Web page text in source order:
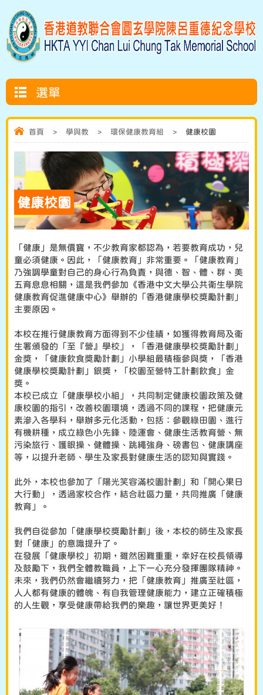
選單
首頁 > 學與教 > 環保健康教育組 > 健康校園
健康校園
「健康」是無價寶，不少教育家都認為，若要教育成功，兒
童必須健康。因此，「健康教育」非常重要。「健康教育」
乃強調學童對自己的身心行為負責，與德、智、體、群、美
五育息息相關，這是我們參加《香港中文大學公共衛生學院
健康教育促進健康中心》舉辦的「香港健康學校獎勵計劃」
主要原因。
本校在推行健康教育方面得到不少佳績，如獲得教育局及衞
生署頒發的「至『營』學校」，「香港健康學校獎勵計劃」
金獎，「健康飲食獎勵計劃」小學組最積極參與獎，「香港
健康學校獎勵計劃」銀獎，「校園至營特工計劃飲食」金
獎。
本校已成立「健康學校小組」，共同制定健康校園政策及健
康校園的指引，改善校園環境，透過不同的課程，把健康元
素滲入各學科，舉辦多元化活動，包括：參觀綠田園、進行
有機耕種，成立綠色小先鋒、陸運會、健康生活教育營、無
污染旅行、護眼操、健體操、跳繩強身、磅書包、健康講座
等，以提升老師、學生及家長對健康生活的認知與實踐。
此外，本校也參加了「陽光笑容滿校園計劃」和「開心果日
大行動」，透過家校合作，結合社區力量，共同推廣「健康
教育」。
我們自從參加「健康學校獎勵計劃」後，本校的師生及家長
對「健康」的意識提升了。
在發展「健康學校」初期，雖然困難重重，幸好在校長領導
及鼓勵下，我們全體教職員，上下一心充分發揮團隊精神。
未來，我們仍然會繼續努力，把「健康教育」推廣至社區，
人人都有健康的體魄、有自我管理健康能力，建立正確積極
的人生觀，享受健康帶給我們的樂趣，讓世界更美好！